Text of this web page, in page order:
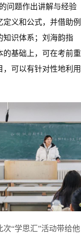
问题作出讲解与经验
定义和公式， 并借助例
知识体系 ； 刘海韵指
的基础上 ， 可在考前重
，可以有针对性地利用
次“学思汇”活动带给他